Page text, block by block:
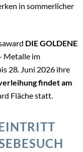
in sommerlicher
DIE GOLDENE
Metalle im
28. Juni 2026 ihre
findet am
Fläche statt.